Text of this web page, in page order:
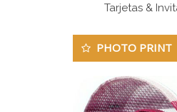
Tarjetas &
PHOTO PRINT